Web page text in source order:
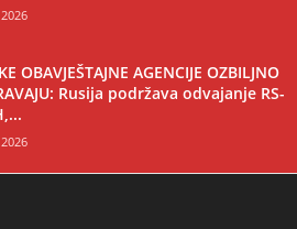
OBAVJEŠTAJNE AGENCIJE OZBILJNO
Rusija podržava odvajanje RS-